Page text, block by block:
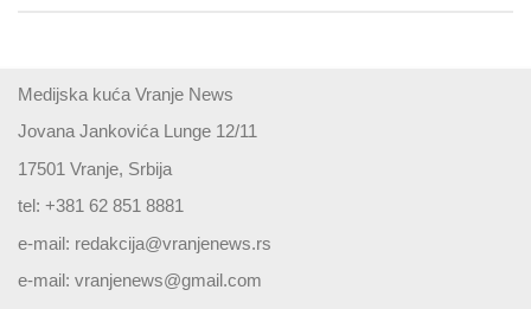
Medijska kuća Vranje News
Jovana Jankovića Lunge 12/11
17501 Vranje, Srbija
tel: +381 62 851 8881
e-mail: redakcija@vranjenews.rs
e-mail: vranjenews@gmail.com